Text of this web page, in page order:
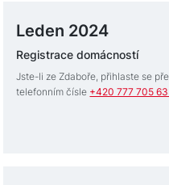
Leden 2024
Registrace domácností
Jste-li ze Zdaboře, přihlaste se
telefonním čísle +420 777 705